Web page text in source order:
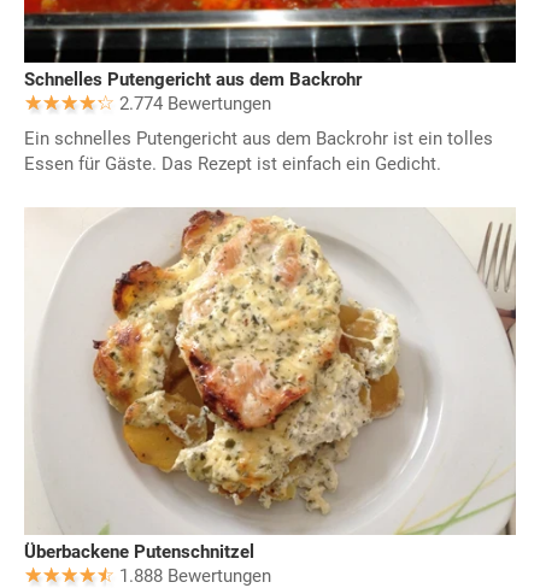
Schnelles Putengericht aus dem Backrohr
2.774 Bewertungen
Ein schnelles Putengericht aus dem Backrohr ist ein tolles
Essen für Gäste. Das Rezept ist einfach ein Gedicht.
Überbackene Putenschnitzel
1.888 Bewertungen